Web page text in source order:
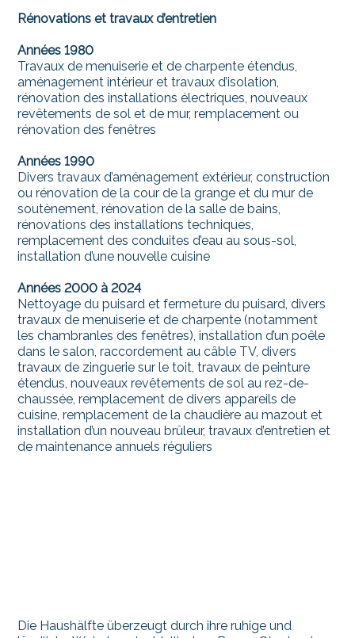
Rénovations et travaux d’entretien
Années 1980
Travaux de menuiserie et de charpente étendus,
aménagement intérieur et travaux d’isolation,
rénovation des installations électriques, nouveaux
revêtements de sol et de mur, remplacement ou
rénovation des fenêtres
Années 1990
Divers travaux d’aménagement extérieur, construction
ou rénovation de la cour de la grange et du mur de
soutènement, rénovation de la salle de bains,
rénovations des installations techniques,
remplacement des conduites d’eau au sous-sol,
installation d’une nouvelle cuisine
Années 2000 à 2024
Nettoyage du puisard et fermeture du puisard, divers
travaux de menuiserie et de charpente (notamment
les chambranles des fenêtres), installation d’un poêle
dans le salon, raccordement au câble TV, divers
travaux de zinguerie sur le toit, travaux de peinture
étendus, nouveaux revêtements de sol au rez-de-
chaussée, remplacement de divers appareils de
cuisine, remplacement de la chaudière au mazout et
installation d’un nouveau brûleur, travaux d’entretien et
de maintenance annuels réguliers
Die Haushälfte überzeugt durch ihre ruhige und